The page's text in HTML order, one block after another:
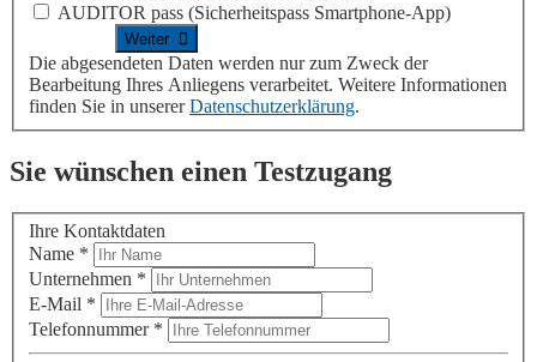
AUDITOR pass (Sicherheitspass Smartphone-App)
Die abgesendeten Daten werden nur zum Zweck der
Bearbeitung Ihres Anliegens verarbeitet. Weitere Informationen
finden Sie in unsererDatenschutzerklärung.
Sie wünschen einen Testzugang
Ihre Kontaktdaten
Name *
Unternehmen *
E-Mail *
Telefonnummer *